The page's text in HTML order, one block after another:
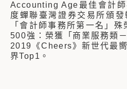
Accounting Age最佳會計
度蟬聯臺灣證券交易所頒
「會計師事務所第一名」
500強：榮獲「商業服務類
2019《Cheers》新世代最
界Top1。